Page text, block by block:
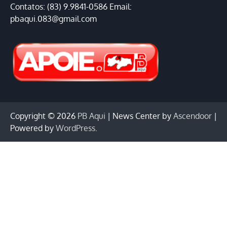
Contatos: (83) 9.9841-0586 Email:
pbaqui.083@gmail.com
Copyright © 2026 PB Aqui | News Center by Ascendoor |
Powered by WordPress